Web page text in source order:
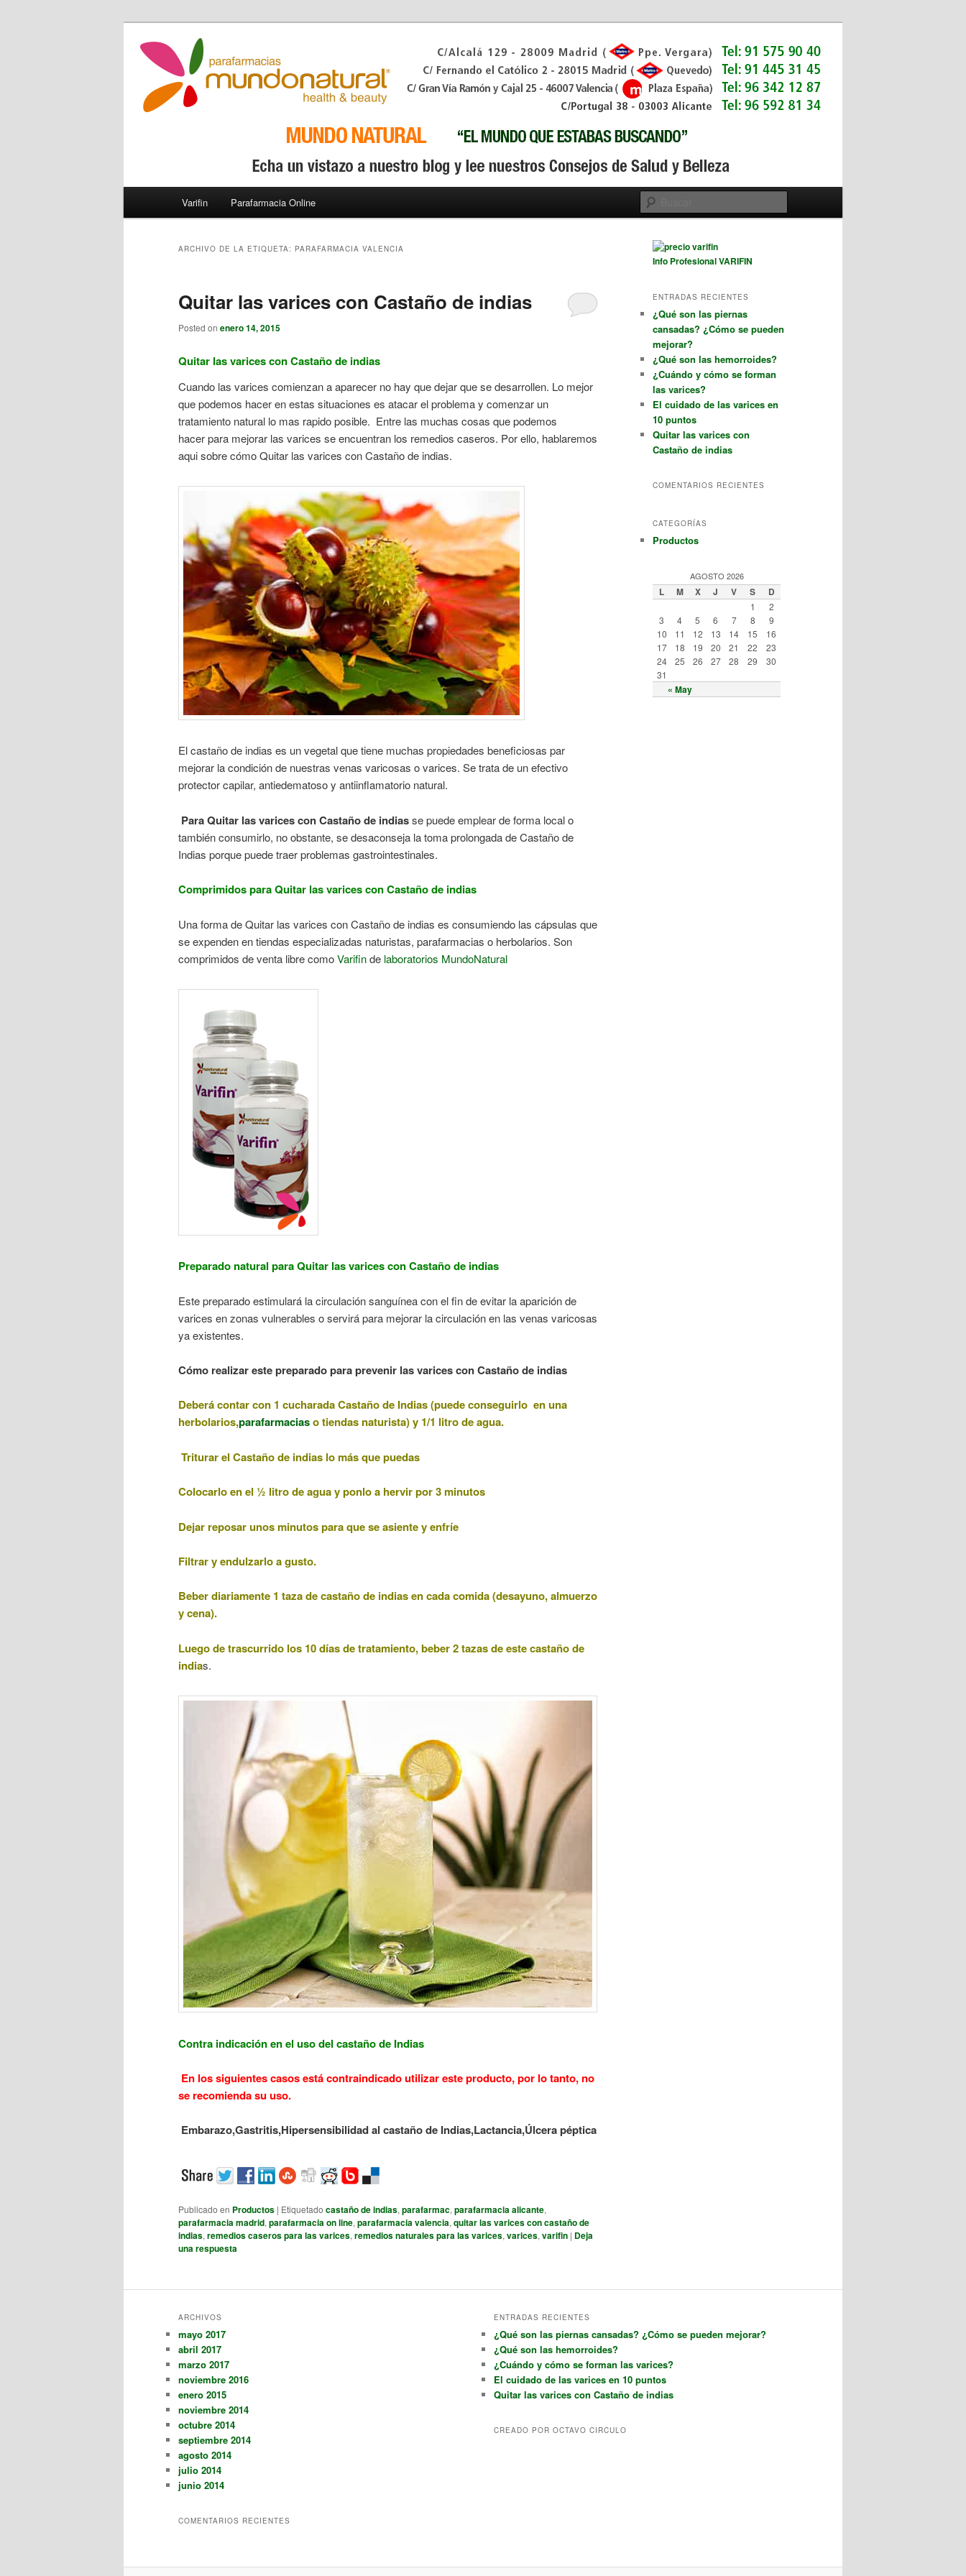
Ir al contenido principal
Ir al contenido secundario
Varifin Parafarmacia Online
ARCHIVO DE LA ETIQUETA: PARAFARMACIA VALENCIA
Quitar las varices con Castaño de indias
Posted on enero 14, 2015
Quitar las varices con Castaño de indias
Cuando las varices comienzan a aparecer no hay que dejar que se desarrollen. Lo mejor
que podemos hacer en estas situaciones es atacar el problema y comenzar un
tratamiento natural lo mas rapido posible. Entre las muchas cosas que podemos
hacer para mejorar las varices se encuentran los remedios caseros. Por ello, hablaremos
aqui sobre cómo Quitar las varices con Castaño de indias.
El castaño de indias es un vegetal que tiene muchas propiedades beneficiosas par
mejorar la condición de nuestras venas varicosas o varices. Se trata de un efectivo
protector capilar, antiedematoso y antiinflamatorio natural.
Para Quitar las varices con Castaño de indiasse puede emplear de forma local o
también consumirlo, no obstante, se desaconseja la toma prolongada de Castaño de
Indias porque puede traer problemas gastrointestinales.
Comprimidos para Quitar las varices con Castaño de indias
Una forma de Quitar las varices con Castaño de indias es consumiendo las cápsulas que
se expenden en tiendas especializadas naturistas, parafarmacias o herbolarios. Son
comprimidos de venta libre comoVarifinde laboratorios MundoNatural
Preparado natural para Quitar las varices con Castaño de indias
Este preparado estimulará la circulación sanguínea con el fin de evitar la aparición de
varices en zonas vulnerables o servirá para mejorar la circulación en las venas varicosas
ya existentes.
Cómo realizar este preparado para prevenir las varices con Castaño de indias
Deberá contar con 1 cucharada Castaño de Indias (puede conseguirlo en una
herbolarios,parafarmaciaso tiendas naturista) y 1/1 litro de agua.
Triturar el Castaño de indias lo más que puedas
Colocarloen el ½ litro de agua y ponlo a hervir por 3 minutos
Dejar reposar unos minutos para que se asiente y enfríe
Filtrar y endulzarlo a gusto.
Beber diariamente 1 taza de castaño de indias en cada comida (desayuno, almuerzo
y cena).
Luego de trascurrido los 10 días de tratamiento, beber 2 tazas de este castaño de
indias.
Contra indicaciónen el uso del castaño de Indias
En los siguientes casos está contraindicado utilizar este producto, por lo tanto, no
se recomienda su uso.
Embarazo,Gastritis,Hipersensibilidad al castaño de Indias,Lactancia,Úlcera péptica
Publicado en Productos | Etiquetado castaño de indias, parafarmac, parafarmacia alicante,
parafarmacia madrid, parafarmacia on line, parafarmacia valencia, quitar las varices con castaño de
indias, remedios caseros para las varices, remedios naturales para las varices, varices, varifin | Deja
una respuesta
Info Profesional VARIFIN
ENTRADAS RECIENTES
¿Qué son las piernas
cansadas? ¿Cómo se pueden
mejorar?
¿Qué son las hemorroides?
¿Cuándo y cómo se forman
las varices?
El cuidado de las varices en
10 puntos
Quitar las varices con
Castaño de indias
COMENTARIOS RECIENTES
CATEGORÍAS
Productos
AGOSTO 2026
L M X J V S D
« May
1
2
3
4 5 6 7 8
9
10
11 12 13 14 15
16
17
18 19 20 21 22
23
24
25 26 27 28 29
30
31
ARCHIVOS
mayo 2017
abril 2017
marzo 2017
noviembre 2016
enero 2015
noviembre 2014
octubre 2014
septiembre 2014
agosto 2014
julio 2014
junio 2014
COMENTARIOS RECIENTES
ENTRADAS RECIENTES
¿Qué son las piernas cansadas? ¿Cómo se pueden mejorar?
¿Qué son las hemorroides?
¿Cuándo y cómo se forman las varices?
El cuidado de las varices en 10 puntos
Quitar las varices con Castaño de indias
CREADO POR OCTAVO CIRCULO